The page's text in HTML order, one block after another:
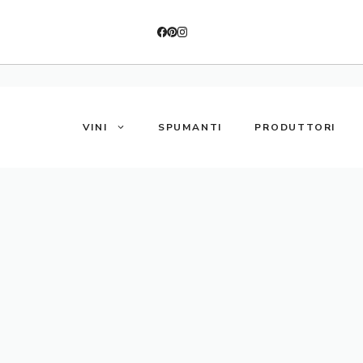
VINI SPUMANTI PRODUTTORI